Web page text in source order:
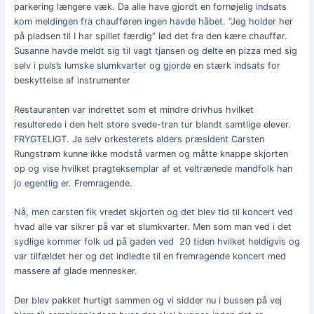
parkering længere væk. Da alle have gjordt en fornøjelig indsats
kom meldingen fra chaufføren ingen havde håbet. “Jeg holder her
på pladsen til I har spillet færdig” lød det fra den kære chauffør.
Susanne havde meldt sig til vagt tjansen og delte en pizza med sig
selv i puls’s lumske slumkvarter og gjorde en stærk indsats for
beskyttelse af instrumenter
Restauranten var indrettet som et mindre drivhus hvilket
resulterede i den helt store svede-tran tur blandt samtlige elever.
FRYGTELIGT. Ja selv orkesterets alders præsident Carsten
Rungstrøm kunne ikke modstå varmen og måtte knappe skjorten
op og vise hvilket pragteksemplar af et veltrænede mandfolk han
jo egentlig er. Fremragende.
Nå, men carsten fik vredet skjorten og det blev tid til koncert ved
hvad alle var sikrer på var et slumkvarter. Men som man ved i det
sydlige kommer folk ud på gaden ved 20 tiden hvilket heldigvis og
var tilfældet her og det indledte til en fremragende koncert med
massere af glade mennesker.
Der blev pakket hurtigt sammen og vi sidder nu i bussen på vej